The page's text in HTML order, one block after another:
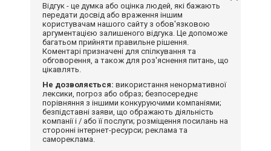
Відгук - це думка або оцінка людей, які бажають
передати досвід або враження іншим
користувачам нашого сайту з обов'язковою
аргументацією залишеного відгука. Це допоможе
багатьом прийняти правильне рішення.
Коментарі призначені для спілкування та
обговорення, а також для роз'яснення питань, що
цікавлять.
Не дозволяється: використання ненормативної
лексики, погроз або образ; безпосереднє
порівняння з іншими конкуруючими компаніями;
безпідставні заяви, що ображають діяльність
компанії і / або її послуги; розміщення посилань на
сторонні інтернет-ресурси; реклама та
самореклама.